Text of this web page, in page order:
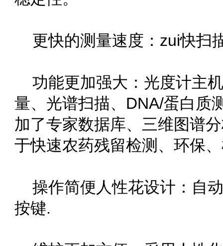
更快的测量速度：zui快
功能更加强大：光度计主
量、光谱扫描、DNA/蛋白
加了专家数据库、三维图谱分析
于快速农药残留检测、环保
操作简便人性花设计：自
按键.